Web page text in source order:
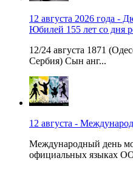
12 августа 2026 года
Юбилей 155 лет со дня
12/24 августа 1871
Сербия) Сын анг...
12 августа -
Международный день
официальных языках